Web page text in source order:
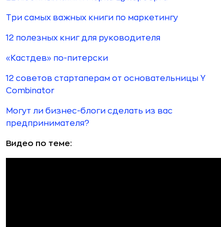
Три самых важных книги по маркетингу
12 полезных книг для руководителя
«Кастдев» по-питерски
12 советов стартаперам от основательницы Y
Combinator
Могут ли бизнес-блоги сделать из вас
предпринимателя?
Видео по теме: